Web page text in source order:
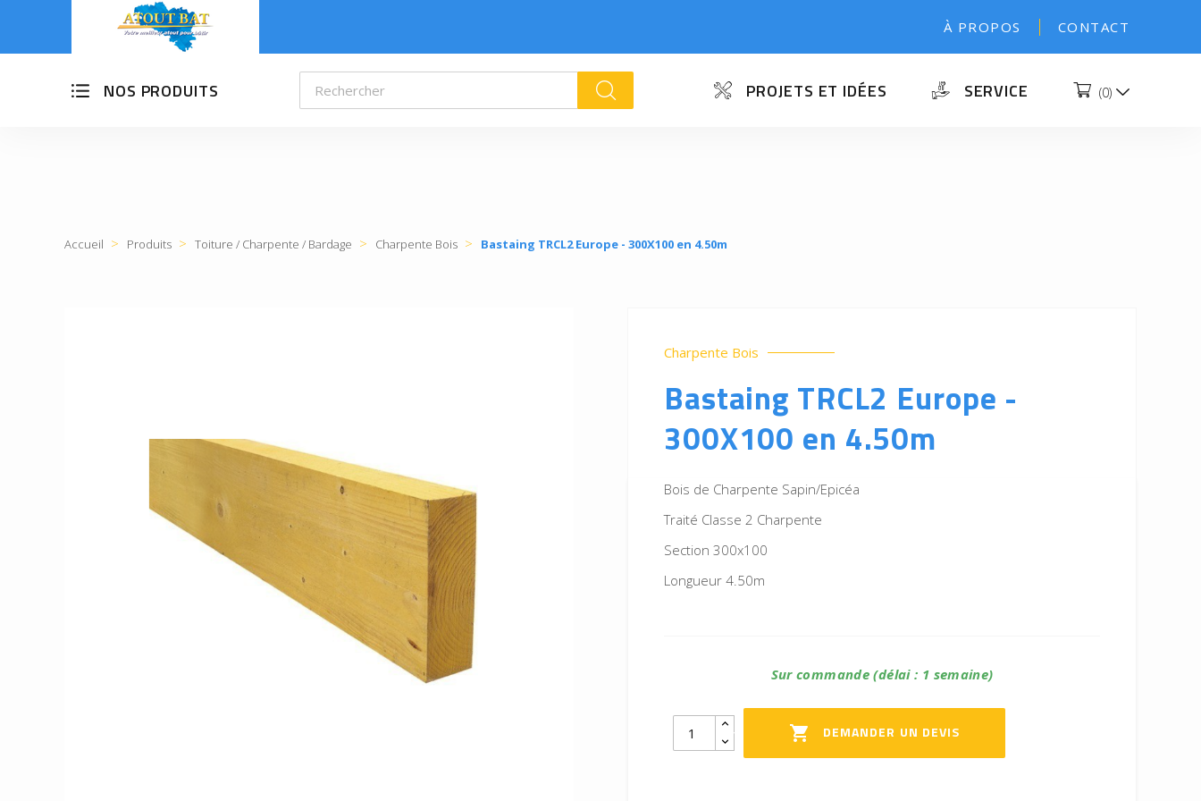
À PROPOS CONTACT
NOS PRODUITS k PROJETS ET IDÉES SERVICE (0)
Accueil Produits Toiture / Charpente / Bardage Charpente Bois Bastaing TRCL2 Europe - 300X100 en 4.50m
Charpente Bois
Bastaing TRCL2 Europe -
300X100 en 4.50m
Bois de Charpente Sapin/Epicéa
Traité Classe 2 Charpente
Section 300x100
Longueur 4.50m
Sur commande (délai : 1 semaine)
 DEMANDER UN DEVIS